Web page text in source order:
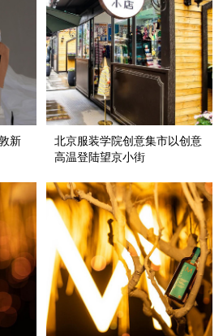
新
北京服装学院创意集市以创意
高温登陆望京小街